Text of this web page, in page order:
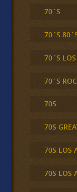
70´S
70´S
70´S
70´S
70S
70S
70S LOS
70S LOS